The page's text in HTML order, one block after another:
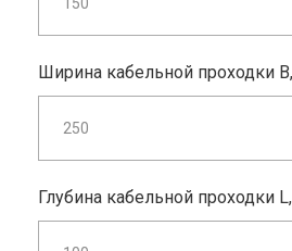
Ширина кабельной проходки
Глубина кабельной проходки